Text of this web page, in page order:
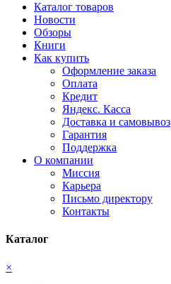
Каталог товаров
Новости
Обзоры
Книги
Как купить
Оформление заказа
Оплата
Кредит
Яндекс. Касса
Доставка и самовывоз
Гарантия
Поддержка
О компании
Миссия
Карьера
Письмо директору
Контакты
Каталог
×